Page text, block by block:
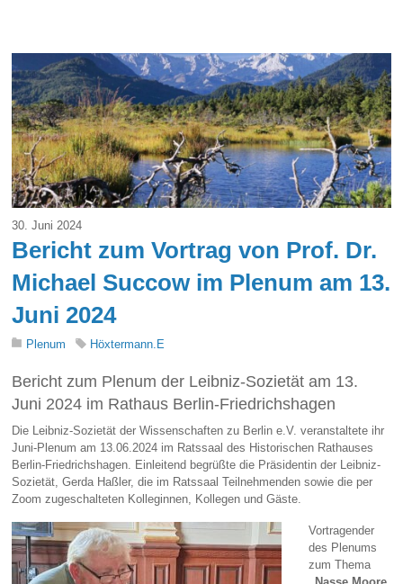
30. Juni 2024
Bericht zum Vortrag von Prof. Dr.
Michael Succow im Plenum am 13.
Juni 2024
Plenum Höxtermann.E
Bericht zum Plenum der Leibniz-Sozietät am 13.
Juni 2024 im Rathaus Berlin-Friedrichshagen
Die Leibniz-Sozietät der Wissenschaften zu Berlin e.V. veranstaltete ihr
Juni-Plenum am 13.06.2024 im Ratssaal des Historischen Rathauses
Berlin-Friedrichshagen. Einleitend begrüßte die Präsidentin der Leibniz-
Sozietät, Gerda Haßler, die im Ratssaal Teilnehmenden sowie die per
Zoom zugeschalteten Kolleginnen, Kollegen und Gäste.
Vortragender
des Plenums
zum Thema